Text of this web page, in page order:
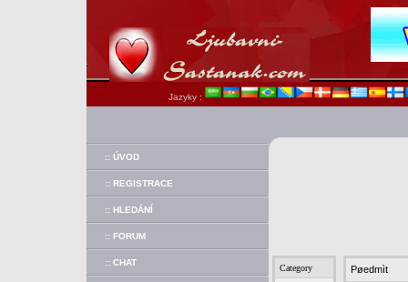
Jazyky :
:: ÚVOD
:: REGISTRACE
:: HLEDÁNÍ
:: FORUM
:: CHAT
Category Pøedmìt